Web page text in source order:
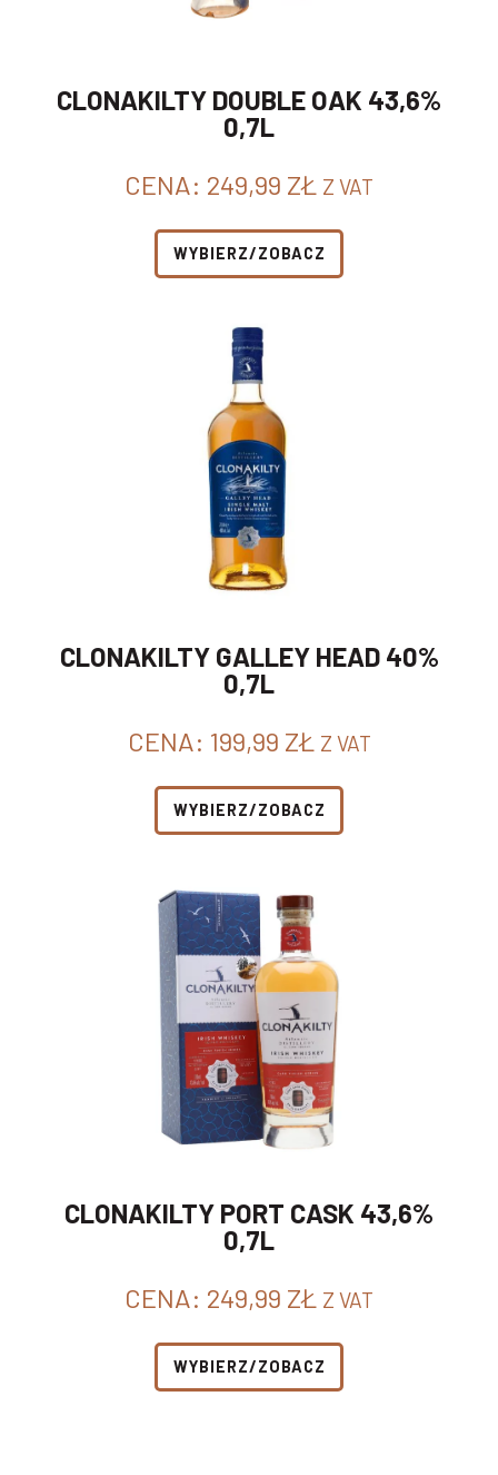
CLONAKILTY DOUBLE OAK 43,6%
0,7L
CENA: 249,99 ZŁ Z VAT
WYBIERZ/ZOBACZ
CLONAKILTY GALLEY HEAD 40%
0,7L
CENA: 199,99 ZŁ Z VAT
WYBIERZ/ZOBACZ
CLONAKILTY PORT CASK 43,6%
0,7L
CENA: 249,99 ZŁ Z VAT
WYBIERZ/ZOBACZ